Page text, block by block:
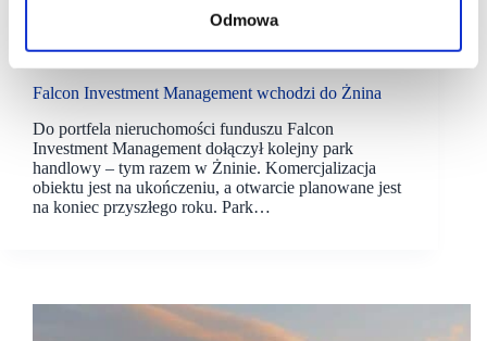
Odmowa
14/09/2022
Falcon
Falcon Investment Management wchodzi do Żnina
Do portfela nieruchomości funduszu Falcon
Investment Management dołączył kolejny park
handlowy – tym razem w Żninie. Komercjalizacja
obiektu jest na ukończeniu, a otwarcie planowane jest
na koniec przyszłego roku. Park…